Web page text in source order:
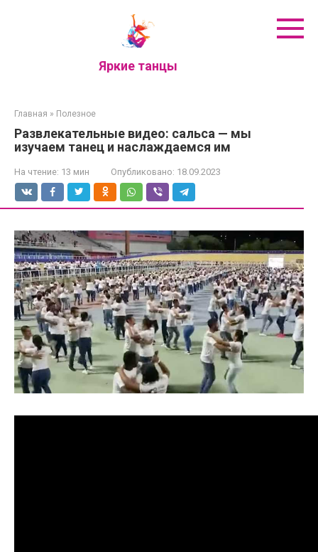
Яркие танцы
Главная » Полезное
Развлекательные видео: сальса — мы
изучаем танец и наслаждаемся им
На чтение: 13 мин Опубликовано: 18.09.2023